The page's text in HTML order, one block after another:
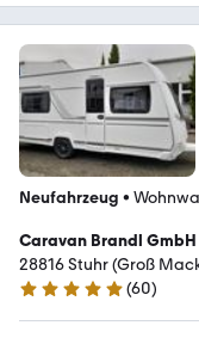
Neufahrzeug •
Caravan Brandl GmbH
28816 Stuhr (Groß
4.8 Sterne
(60)